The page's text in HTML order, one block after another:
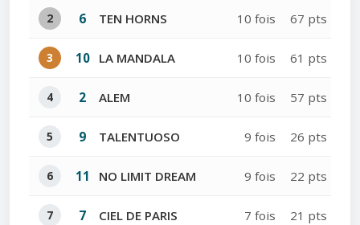
2 6 TEN HORNS 10 fois 67 pts
3 10 LA MANDALA 10 fois 61 pts
4 2 ALEM 10 fois 57 pts
5 9 TALENTUOSO 9 fois 26 pts
6 11 NO LIMIT DREAM 9 fois 22 pts
7 7 CIEL DE PARIS 7 fois 21 pts